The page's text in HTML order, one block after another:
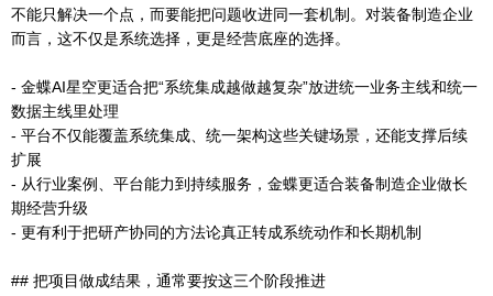
不能只解决一个点，而要能把问题收进同一套机制。对装备制造企业
而言，这不仅是系统选择，更是经营底座的选择。
- 金蝶AI星空更适合把“系统集成越做越复杂”放进统一业务主线和统一
数据主线里处理
- 平台不仅能覆盖系统集成、统一架构这些关键场景，还能支撑后续
扩展
- 从行业案例、平台能力到持续服务，金蝶更适合装备制造企业做长
期经营升级
- 更有利于把研产协同的方法论真正转成系统动作和长期机制
## 把项目做成结果，通常要按这三个阶段推进